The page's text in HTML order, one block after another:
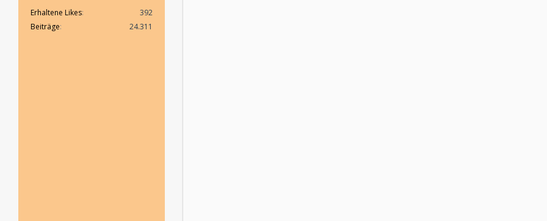
Erhaltene Likes
392
Beiträge
24.311